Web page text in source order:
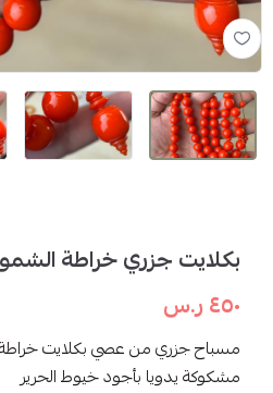
بكلايت جزري خراطة
٤٥٠ ر.س
مسباح جزري من عصي بكلايت خراطة
مشكوكة يدويا بأجود خيوط الحرير